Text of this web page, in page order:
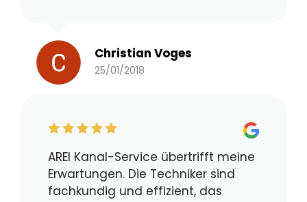
Christian Voges
25/01/2018
AREI Kanal-Service übertrifft meine
Erwartungen. Die Techniker sind
fachkundig und effizient, das